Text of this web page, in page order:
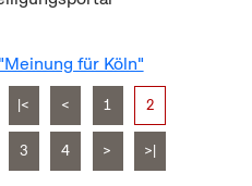
für Köln"
|< < 1 2
3 4 > >|